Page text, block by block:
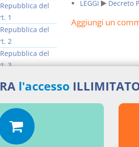
LEGGI Decreto
Aggiungi un
del
1
del
2
del
3
4
del
5
del
6
l'accesso